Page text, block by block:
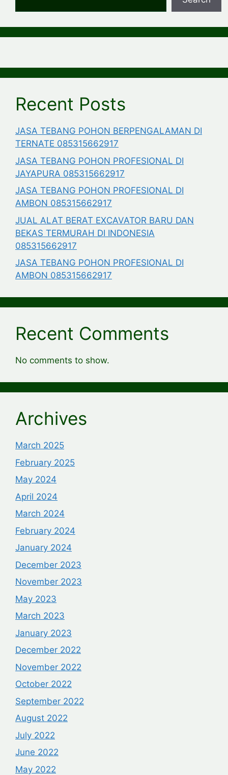
Recent Posts
JASA TEBANG POHON BERPENGALAMAN DI
TERNATE 085315662917
JASA TEBANG POHON PROFESIONAL DI
JAYAPURA 085315662917
JASA TEBANG POHON PROFESIONAL DI
AMBON 085315662917
JUAL ALAT BERAT EXCAVATOR BARU DAN
BEKAS TERMURAH DI INDONESIA
085315662917
JASA TEBANG POHON PROFESIONAL DI
AMBON 085315662917
Recent Comments
No comments to show.
Archives
March 2025
February 2025
May 2024
April 2024
March 2024
February 2024
January 2024
December 2023
November 2023
May 2023
March 2023
January 2023
December 2022
November 2022
October 2022
September 2022
August 2022
July 2022
June 2022
May 2022